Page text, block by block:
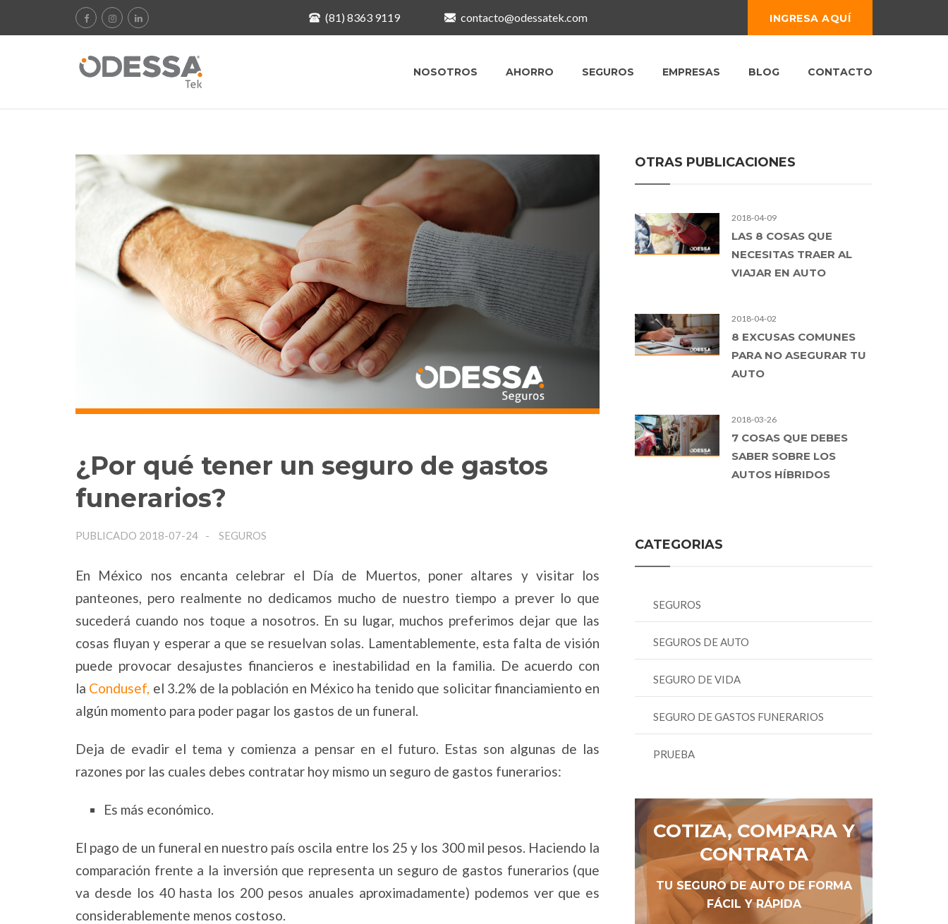
(81) 8363 9119 contacto@odessatek.com INGRESA AQUÍ
NOSOTROS AHORRO SEGUROS EMPRESAS BLOG CONTACTO
¿Por qué tener un seguro de gastos
funerarios?
PUBLICADO 2018-07-24 SEGUROS
En México nos encanta celebrar el Día de Muertos, poner altares y visitar los
panteones, pero realmente no dedicamos mucho de nuestro tiempo a prever lo que
sucederá cuando nos toque a nosotros. En su lugar, muchos preferimos dejar que las
cosas fluyan y esperar a que se resuelvan solas. Lamentablemente, esta falta de visión
puede provocar desajustes financieros e inestabilidad en la familia. De acuerdo con
la Condusef, el 3.2% de la población en México ha tenido que solicitar financiamiento en
algún momento para poder pagar los gastos de un funeral.
Deja de evadir el tema y comienza a pensar en el futuro. Estas son algunas de las
razones por las cuales debes contratar hoy mismo un seguro de gastos funerarios:
Es más económico.
El pago de un funeral en nuestro país oscila entre los 25 y los 300 mil pesos. Haciendo la
comparación frente a la inversión que representa un seguro de gastos funerarios (que
va desde los 40 hasta los 200 pesos anuales aproximadamente) podemos ver que es
considerablemente menos costoso.
OTRAS PUBLICACIONES
2018-04-09
LAS 8 COSAS QUE
NECESITAS TRAER AL
VIAJAR EN AUTO
2018-04-02
8 EXCUSAS COMUNES
PARA NO ASEGURAR TU
AUTO
2018-03-26
7 COSAS QUE DEBES
SABER SOBRE LOS
AUTOS HÍBRIDOS
CATEGORIAS
SEGUROS
SEGUROS DE AUTO
SEGURO DE VIDA
SEGURO DE GASTOS FUNERARIOS
PRUEBA
COTIZA, COMPARA Y
CONTRATA
TU SEGURO DE AUTO DE FORMA
FÁCIL Y RÁPIDA